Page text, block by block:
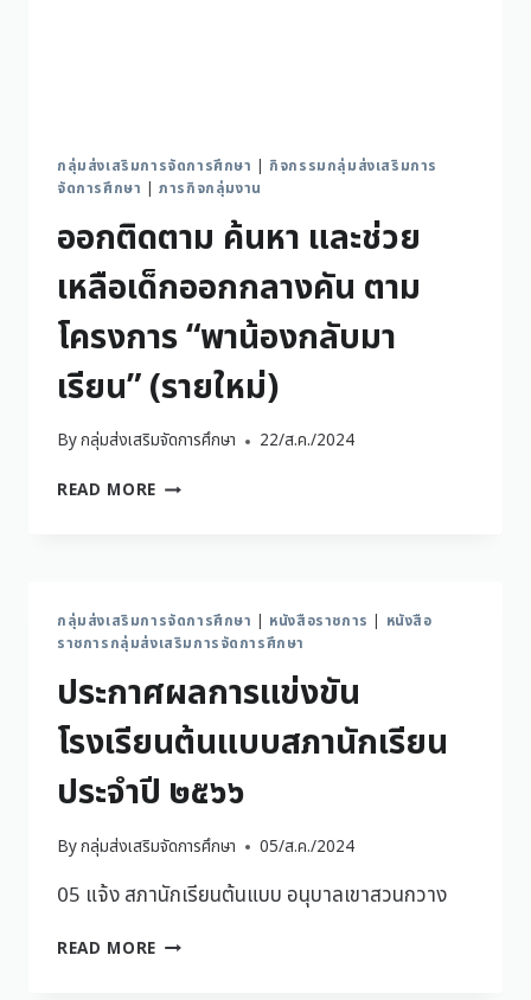
กลุ่มส่งเสริมการจัดการศึกษา | กิจกรรมกลุ่มส่งเสริมการ
จัดการศึกษา |ภารกิจกลุ่มงาน
ออกติดตาม ค้นหา และช่วย
เหลือเด็กออกกลางคัน ตาม
โครงการ “พาน้องกลับมา
เรียน” (รายใหม่)
Byกลุ่มส่งเสริมจัดการศึกษา 22/ส.ค./2024
READ MORE
กลุ่มส่งเสริมการจัดการศึกษา หนังสือราชการ
หนังสือ
ราชการกลุ่มส่งเสริมการจัดการศึกษา
ประกาศผลการแข่งขัน
โรงเรียนต้นแบบสภานักเรียน
ประจำปี ๒๕๖๖
Byกลุ่มส่งเสริมจัดการศึกษา 05/ส.ค./2024
05 แจ้ง สภานักเรียนต้นแบบ อนุบาลเขาสวนกวาง
READ MORE